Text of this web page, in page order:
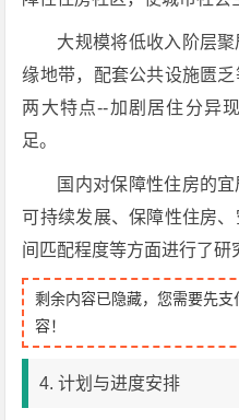
大规模将低收入阶层
缘地带，配套公共设施匮
两大特点--加剧居住分异
足。
国内对保障性住房的
可持续发展、保障性住房
间匹配程度等方面进行了研
剩余内容已隐藏，您需要先
容！
4. 计划与进度安排